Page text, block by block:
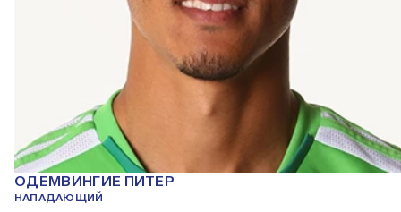
ОДЕМВИНГИЕ ПИТЕР
НАПАДАЮЩИЙ